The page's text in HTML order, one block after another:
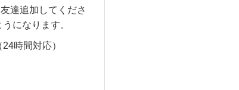
達追加してくださ
になります。
時間対応）